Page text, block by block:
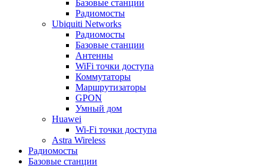
Базовые станции
Радиомосты
Ubiquiti Networks
Радиомосты
Базовые станции
Антенны
WiFi точки доступа
Коммутаторы
Маршрутизаторы
GPON
Умный дом
Huawei
Wi-Fi точки доступа
Astra Wireless
Радиомосты
Базовые станции